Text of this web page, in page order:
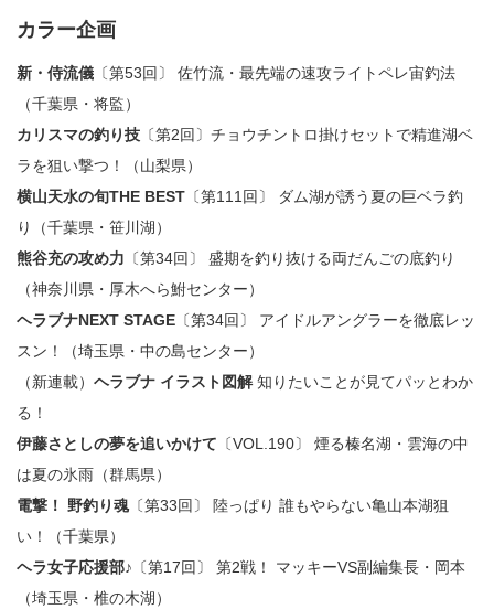
カラー企画
新・侍流儀 〔第53回〕 佐竹流・最先端の速攻ライトペレ宙釣法
（千葉県・将監）
カリスマの釣り技 〔第2回〕チョウチントロ掛けセットで精進湖ベ
ラを狙い撃つ！（山梨県）
横山天水の旬THE BEST 〔第111回〕 ダム湖が誘う夏の巨ベラ釣
り（千葉県・笹川湖）
熊谷充の攻め力 〔第34回〕 盛期を釣り抜ける両だんごの底釣り
（神奈川県・厚木へら鮒センター）
ヘラブナNEXT STAGE 〔第34回〕 アイドルアングラーを徹底レッ
スン！（埼玉県・中の島センター）
（新連載） ヘラブナ イラスト図解知りたいことが見てパッとわか
る！
伊藤さとしの夢を追いかけて 〔VOL.190〕 煙る榛名湖・雲海の中
は夏の氷雨（群馬県）
電撃！ 野釣り魂〔第33回〕 陸っぱり 誰もやらない亀山本湖狙
い！（千葉県）
ヘラ女子応援部♪ 〔第17回〕 第2戦！ マッキーVS副編集長・岡本
（埼玉県・椎の木湖）